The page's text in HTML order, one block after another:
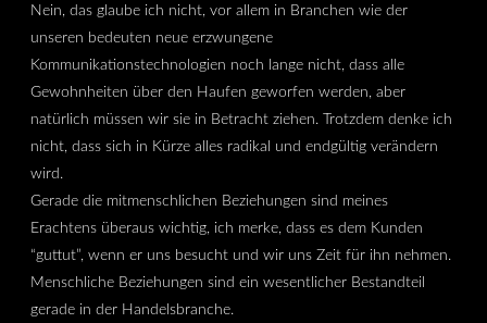
Nein, das glaube ich nicht, vor allem in Branchen wie der
unseren bedeuten neue erzwungene
Kommunikationstechnologien noch lange nicht, dass alle
Gewohnheiten über den Haufen geworfen werden, aber
natürlich müssen wir sie in Betracht ziehen. Trotzdem denke ich
nicht, dass sich in Kürze alles radikal und endgültig verändern
wird.
Gerade die mitmenschlichen Beziehungen sind meines
Erachtens überaus wichtig, ich merke, dass es dem Kunden
“guttut”, wenn er uns besucht und wir uns Zeit für ihn nehmen.
Menschliche Beziehungen sind ein wesentlicher Bestandteil
gerade in der Handelsbranche.